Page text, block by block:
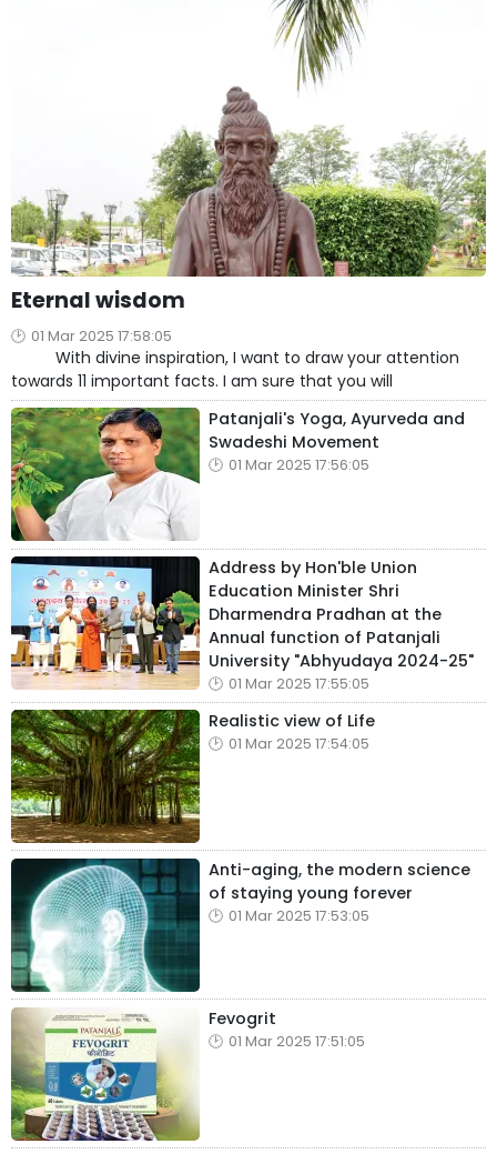
Eternal wisdom
01 Mar 2025 17:58:05
With divine inspiration, I want to draw your attention
towards 11 important facts. I am sure that you will
Patanjali's Yoga, Ayurveda and
Swadeshi Movement
01 Mar 2025 17:56:05
Address by Hon'ble Union
Education Minister Shri
Dharmendra Pradhan at the
Annual function of Patanjali
University "Abhyudaya 2024-25"
01 Mar 2025 17:55:05
Realistic view of Life
01 Mar 2025 17:54:05
Anti-aging, the modern science
of staying young forever
01 Mar 2025 17:53:05
Fevogrit
01 Mar 2025 17:51:05